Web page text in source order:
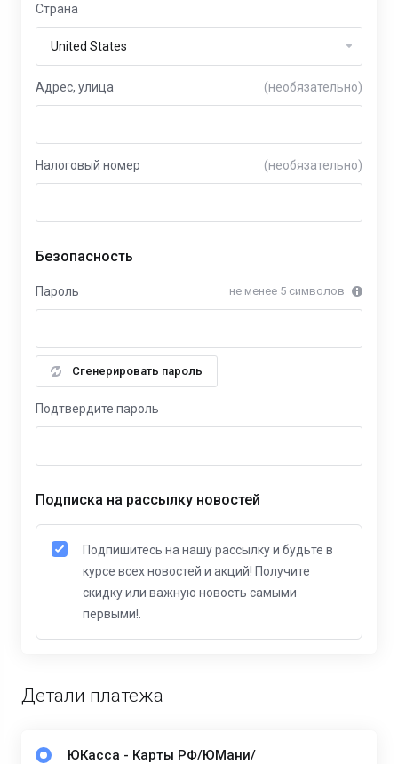
Страна
Адрес, улица (необязательно)
Налоговый номер (необязательно)
Безопасность
Пароль не менее 5 символов
Сгенерировать пароль
Подтвердите пароль
Подписка на рассылку новостей
Подпишитесь на нашу рассылку и будьте в
курсе всех новостей и акций! Получите
скидку или важную новость самыми
первыми!.
Детали платежа
ЮКасса - Карты РФ/ЮМани/